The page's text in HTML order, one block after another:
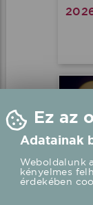
Ez az
Adatainak
Weboldalunk
kényelmes
érdekében